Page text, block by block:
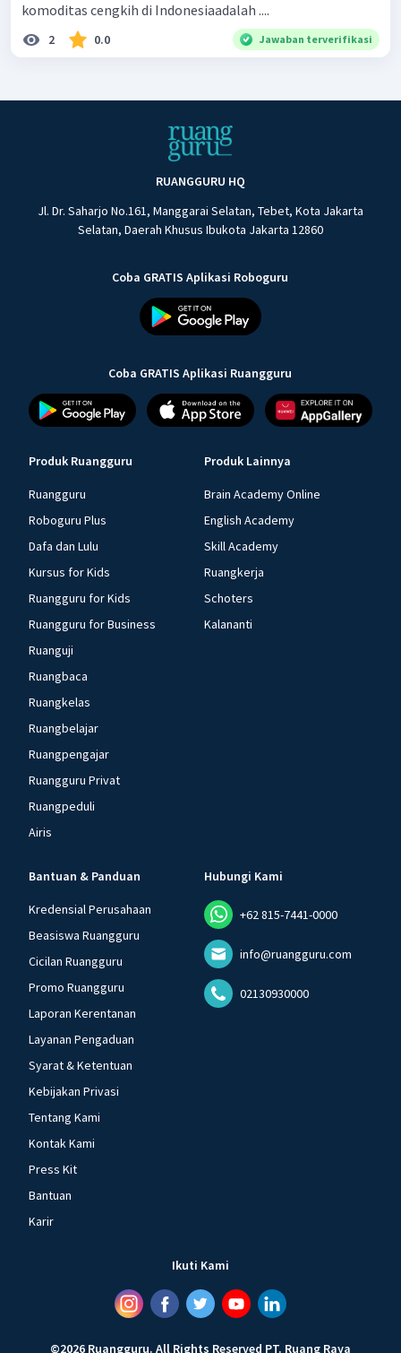
komoditas cengkih di Indonesiaadalah ....
2 0.0 Jawaban terverifikasi
RUANGGURU HQ
Jl. Dr. Saharjo No.161, Manggarai Selatan, Tebet, Kota Jakarta
Selatan, Daerah Khusus Ibukota Jakarta 12860
Coba GRATIS Aplikasi Roboguru
Coba GRATIS Aplikasi Ruangguru
Produk Ruangguru
Ruangguru
Roboguru Plus
Dafa dan Lulu
Kursus for Kids
Ruangguru for Kids
Ruangguru for Business
Ruanguji
Ruangbaca
Ruangkelas
Ruangbelajar
Ruangpengajar
Ruangguru Privat
Ruangpeduli
Airis
Produk Lainnya
Brain Academy Online
English Academy
Skill Academy
Ruangkerja
Schoters
Kalananti
Bantuan & Panduan
Kredensial Perusahaan
Beasiswa Ruangguru
Cicilan Ruangguru
Promo Ruangguru
Laporan Kerentanan
Layanan Pengaduan
Syarat & Ketentuan
Kebijakan Privasi
Tentang Kami
Kontak Kami
Press Kit
Bantuan
Karir
Hubungi Kami
+62 815-7441-0000
info@ruangguru.com
02130930000
Ikuti Kami
©2026 Ruangguru. All Rights Reserved PT. Ruang Raya